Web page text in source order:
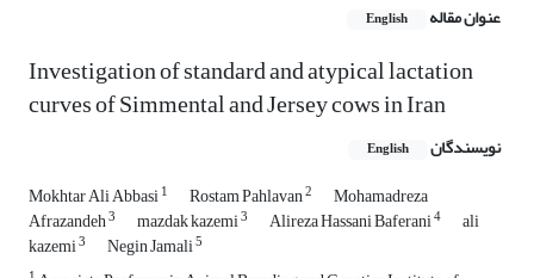
عنوان مقاله English
Investigation of standard and atypical lactation
curves of Simmental and Jersey ‎cows in Iran
نویسندگان English
Mokhtar Ali Abbasi1 Rostam Pahlavan2 Mohamadreza
Afrazandeh3 mazdak kazemi3 Alireza Hassani Baferani4 ali
kazemi3 Negin Jamali5